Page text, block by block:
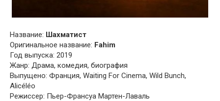
Название: Шахматист
Оригинальное название: Fahim
Год выпуска: 2019
Жанр: Драма, комедия, биография
Выпущено: Франция, Waiting For Cinema, Wild Bunch,
Alicéléo
Режиссер: Пьер-Франсуа Мартен-Лаваль